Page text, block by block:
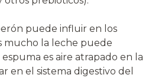
puede influir en los
mucho la leche puede
es aire atrapado en la
en el sistema digestivo del